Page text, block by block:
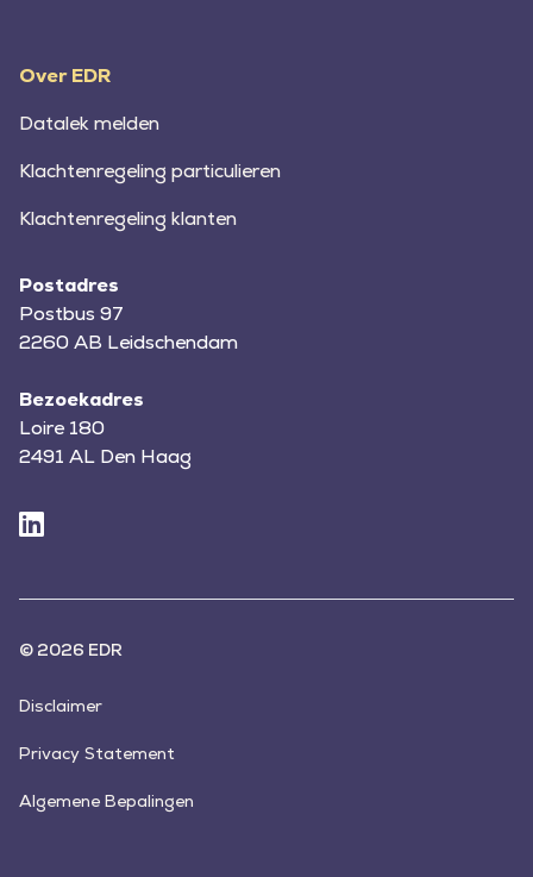
Postadres
Postbus 97
2260 AB Leidschendam
Bezoekadres
Loire 180
2491 AL Den Haag
Over EDR
Datalek melden
Klachtenregeling particulieren
Klachtenregeling klanten
© 2026 EDR
Disclaimer
Privacy Statement
Algemene Bepalingen